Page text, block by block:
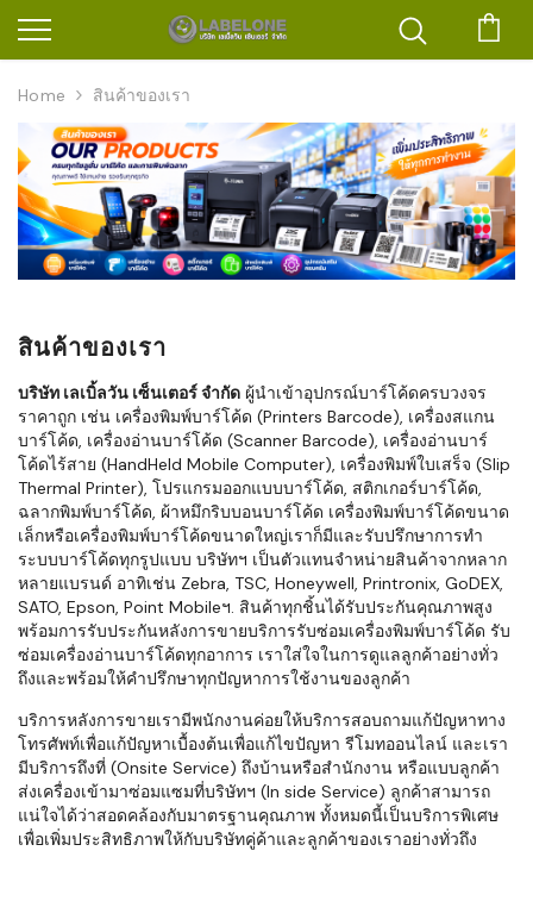
Home สินค้าของเรา
สินค้าของเรา
บริษัท เลเบิ้ลวัน เซ็นเตอร์ จำกัด ผู้นำเข้าอุปกรณ์บาร์โค้ดครบวงจร
ราคาถูก เช่น เครื่องพิมพ์บาร์โค้ด (Printers Barcode), เครื่องสแกน
บาร์โค้ด, เครื่องอ่านบาร์โค้ด (Scanner Barcode), เครื่องอ่านบาร์
โค้ดไร้สาย (HandHeld Mobile Computer), เครื่องพิมพ์ใบเสร็จ (Slip
Thermal Printer), โปรแกรมออกแบบบาร์โค้ด, สติกเกอร์บาร์โค้ด,
ฉลากพิมพ์บาร์โค้ด, ผ้าหมึกริบบอนบาร์โค้ด เครื่องพิมพ์บาร์โค้ดขนาด
เล็กหรือเครื่องพิมพ์บาร์โค้ดขนาดใหญ่เราก็มีและรับปรึกษาการทำ
ระบบบาร์โค้ดทุกรูปแบบ บริษัทฯ เป็นตัวแทนจำหน่ายสินค้าจากหลาก
หลายแบรนด์ อาทิเช่น Zebra, TSC, Honeywell, Printronix, GoDEX,
SATO, Epson, Point Mobileฯ. สินค้าทุกชิ้นได้รับประกันคุณภาพสูง
พร้อมการรับประกันหลังการขายบริการรับซ่อมเครื่องพิมพ์บาร์โค้ด รับ
ซ่อมเครื่องอ่านบาร์โค้ดทุกอาการ เราใส่ใจในการดูแลลูกค้าอย่างทั่ว
ถึงและพร้อมให้คำปรึกษาทุกปัญหาการใช้งานของลูกค้า
บริการหลังการขายเรามีพนักงานค่อยให้บริการสอบถามแก้ปัญหาทาง
โทรศัพท์เพื่อแก้ปัญหาเบื้องต้นเพื่อแก้ไขปัญหา รีโมทออนไลน์ และเรา
มีบริการถึงที่ (Onsite Service) ถึงบ้านหรือสำนักงาน หรือแบบลูกค้า
ส่งเครื่องเข้ามาซ่อมแซมที่บริษัทฯ (In side Service) ลูกค้าสามารถ
แน่ใจได้ว่าสอดคล้องกับมาตรฐานคุณภาพ ทั้งหมดนี้เป็นบริการพิเศษ
เพื่อเพิ่มประสิทธิภาพให้กับบริษัทคู่ค้าและลูกค้าของเราอย่างทั่วถึง